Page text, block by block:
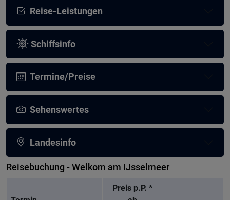
Reise-Leistungen
Schiffsinfo
Termine/Preise
Sehenswertes
Landesinfo
Reisebuchung - Welkom am IJsselmeer
Preis p.P. *